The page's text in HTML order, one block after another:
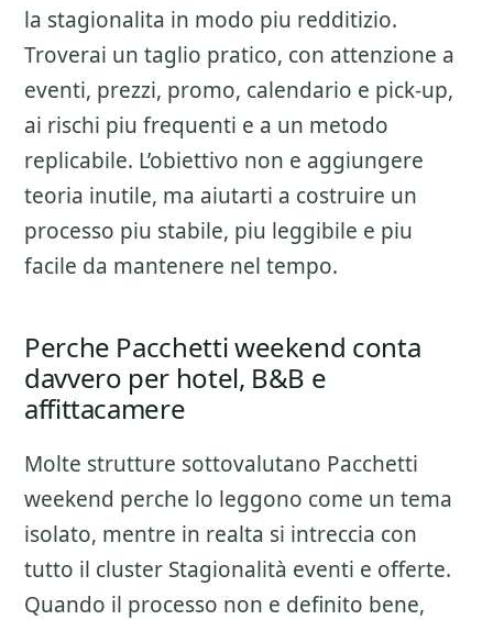
la stagionalita in modo piu redditizio.
Troverai un taglio pratico, con attenzione a
eventi, prezzi, promo, calendario e pick-up,
ai rischi piu frequenti e a un metodo
replicabile. L’obiettivo non e aggiungere
teoria inutile, ma aiutarti a costruire un
processo piu stabile, piu leggibile e piu
facile da mantenere nel tempo.
Perche Pacchetti weekend conta
davvero per hotel, B&B e
affittacamere
Molte strutture sottovalutano Pacchetti
weekend perche lo leggono come un tema
isolato, mentre in realta si intreccia con
tutto il cluster Stagionalità eventi e offerte.
Quando il processo non e definito bene,